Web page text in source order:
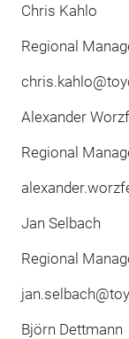
Chris Kahlo
Regional
Alexander
Regional
Jan Selbach
Regional
Björn Dettmann